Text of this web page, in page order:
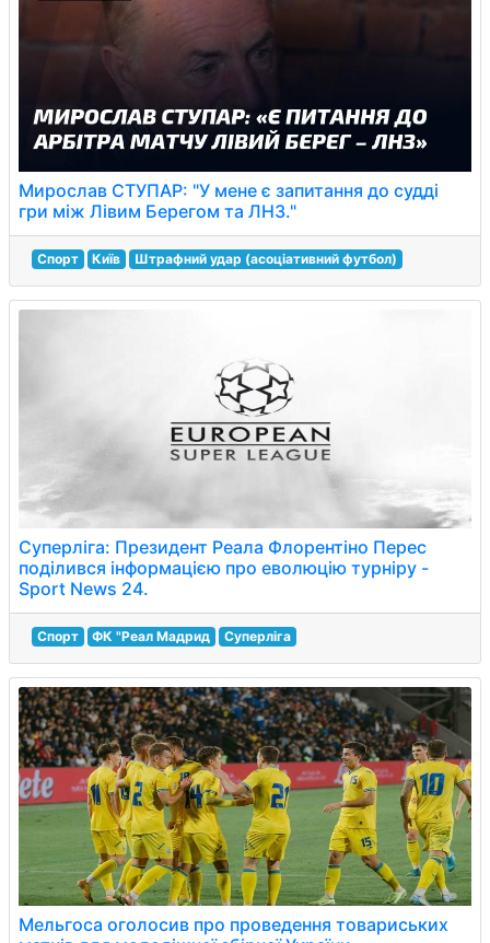
Мирослав СТУПАР: "У мене є запитання до судді
гри між Лівим Берегом та ЛНЗ."
Спорт Київ Штрафний удар (асоціативний футбол)
Суперліга: Президент Реала Флорентіно Перес
поділився інформацією про еволюцію турніру -
Sport News 24.
Спорт ФК "Реал Мадрид Суперліга
Мельгоса оголосив про проведення товариських